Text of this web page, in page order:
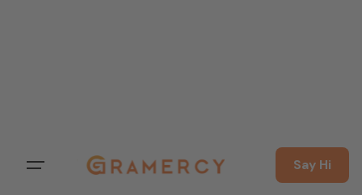
Say Hi